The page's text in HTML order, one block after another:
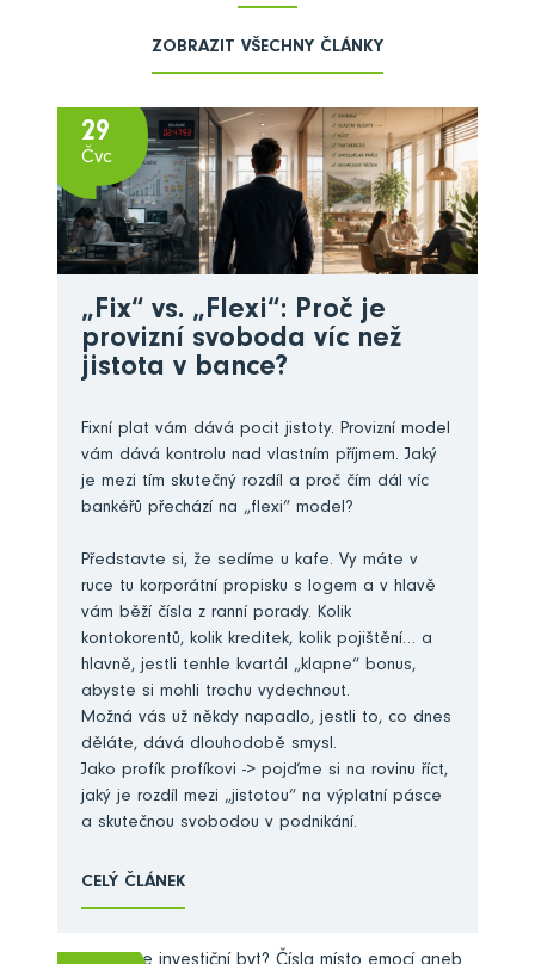
ZOBRAZIT VŠECHNY ČLÁNKY
29
Čvc
„Fix“ vs. „Flexi“: Proč je
provizní svoboda víc než
jistota v bance?
Fixní plat vám dává pocit jistoty. Provizní model
vám dává kontrolu nad vlastním příjmem. Jaký
je mezi tím skutečný rozdíl a proč čím dál víc
bankéřů přechází na „flexi“ model?
Představte si, že sedíme u kafe. Vy máte v
ruce tu korporátní propisku s logem a v hlavě
vám běží čísla z ranní porady. Kolik
kontokorentů, kolik kreditek, kolik pojištění… a
hlavně, jestli tenhle kvartál „klapne“ bonus,
abyste si mohli trochu vydechnout.
Možná vás už někdy napadlo, jestli to, co dnes
děláte, dává dlouhodobě smysl.
Jako profík profíkovi -> pojďme si na rovinu říct,
jaký je rozdíl mezi „jistotou“ na výplatní pásce
a skutečnou svobodou v podnikání.
CELÝ ČLÁNEK